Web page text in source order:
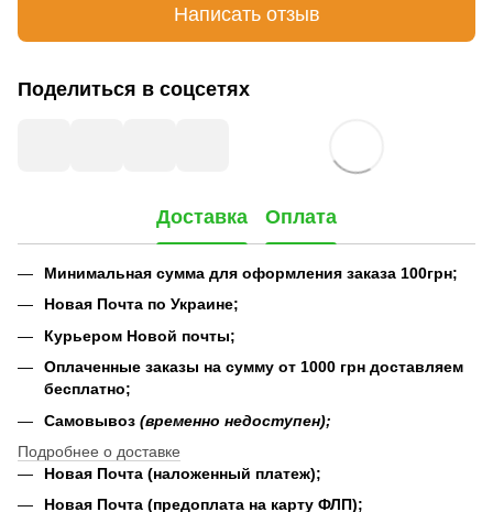
Написать отзыв
Поделиться в соцсетях
Доставка Оплата
Минимальная сумма для оформления заказа 100грн;
Новая Почта по Украине;
Курьером Новой почты;
Оплаченные заказы на сумму от 1000 грн доставляем
бесплатно;
Самовывоз (временно недоступен);
Подробнее о доставке
Новая Почта (наложенный платеж);
Новая Почта (предоплата на карту ФЛП);